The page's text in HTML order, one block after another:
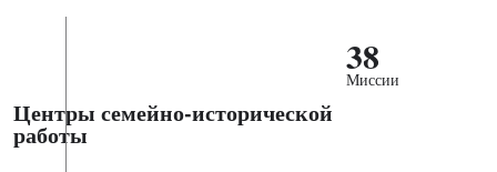
38
Миссии
Центры семейно-исторической
работы